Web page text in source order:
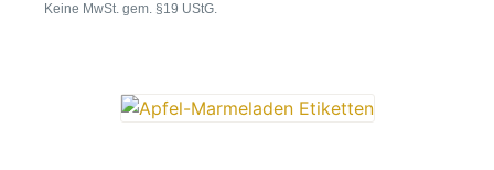
Keine MwSt. gem. §19 UStG.